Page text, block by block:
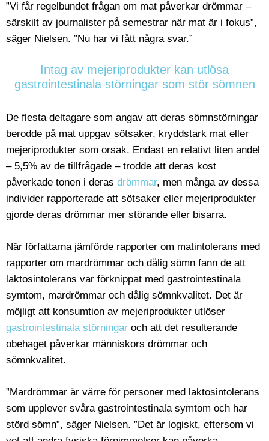
”Vi får regelbundet frågan om mat påverkar drömmar –
särskilt av journalister på semestrar när mat är i fokus”,
säger Nielsen. ”Nu har vi fått några svar.”
Intag av mejeriprodukter kan utlösa
gastrointestinala störningar som stör sömnen
De flesta deltagare som angav att deras sömnstörningar
berodde på mat uppgav sötsaker, kryddstark mat eller
mejeriprodukter som orsak. Endast en relativt liten andel
– 5,5% av de tillfrågade – trodde att deras kost
påverkade tonen i deras drömmar, men många av dessa
individer rapporterade att sötsaker eller mejeriprodukter
gjorde deras drömmar mer störande eller bisarra.
När författarna jämförde rapporter om matintolerans med
rapporter om mardrömmar och dålig sömn fann de att
laktosintolerans var förknippat med gastrointestinala
symtom, mardrömmar och dålig sömnkvalitet. Det är
möjligt att konsumtion av mejeriprodukter utlöser
gastrointestinala störningar och att det resulterande
obehaget påverkar människors drömmar och
sömnkvalitet.
”Mardrömmar är värre för personer med laktosintolerans
som upplever svåra gastrointestinala symtom och har
störd sömn”, säger Nielsen. ”Det är logiskt, eftersom vi